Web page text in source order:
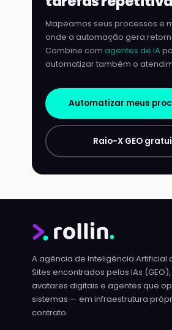
Mapeamos seus processos e
onde a automação gera
Combine com agentes de IA
automatizar também o
Automatizar meus
Raio-X GEO
A agência de Inteligência Artificial
Sites encontrados pelas IAs
avatares digitais e agentes que
sistemas — em infraestrutura
contrato.